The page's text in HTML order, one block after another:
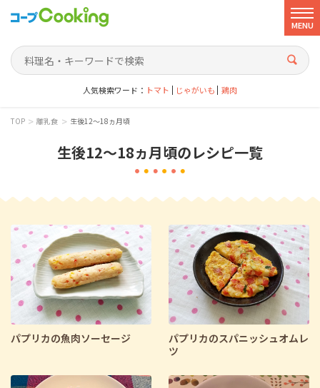
MENU
人気検索ワード： トマト じゃがいも 鶏肉
TOP > 離乳食 > 生後12～18ヵ月頃
生後12～18ヵ月頃のレシピ一覧
パプリカの魚肉ソーセージ
パプリカのスパニッシュオムレ
ツ